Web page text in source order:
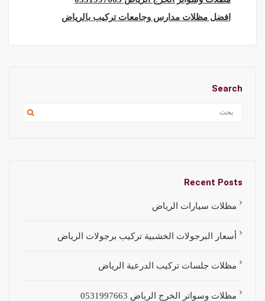
افضل مظلات مدارس وجامعات تركيب بالرياض
Search
Recent Posts
مظلات سيارات الرياض
أسعار البرجولات الخشبية تركيب برجولات الرياض
مظلات جلسات تركيب الدرعية الرياض
مظلات وسواتر الخرج الرياض 0531997663